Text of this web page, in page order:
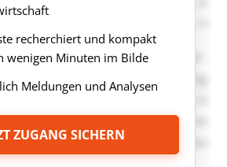
recherchiert und kompakt
wenigen Minuten im Bilde
Meldungen und Analysen
ZUGANG SICHERN